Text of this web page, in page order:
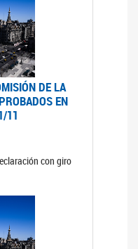
DE LA
EN
11
con giro